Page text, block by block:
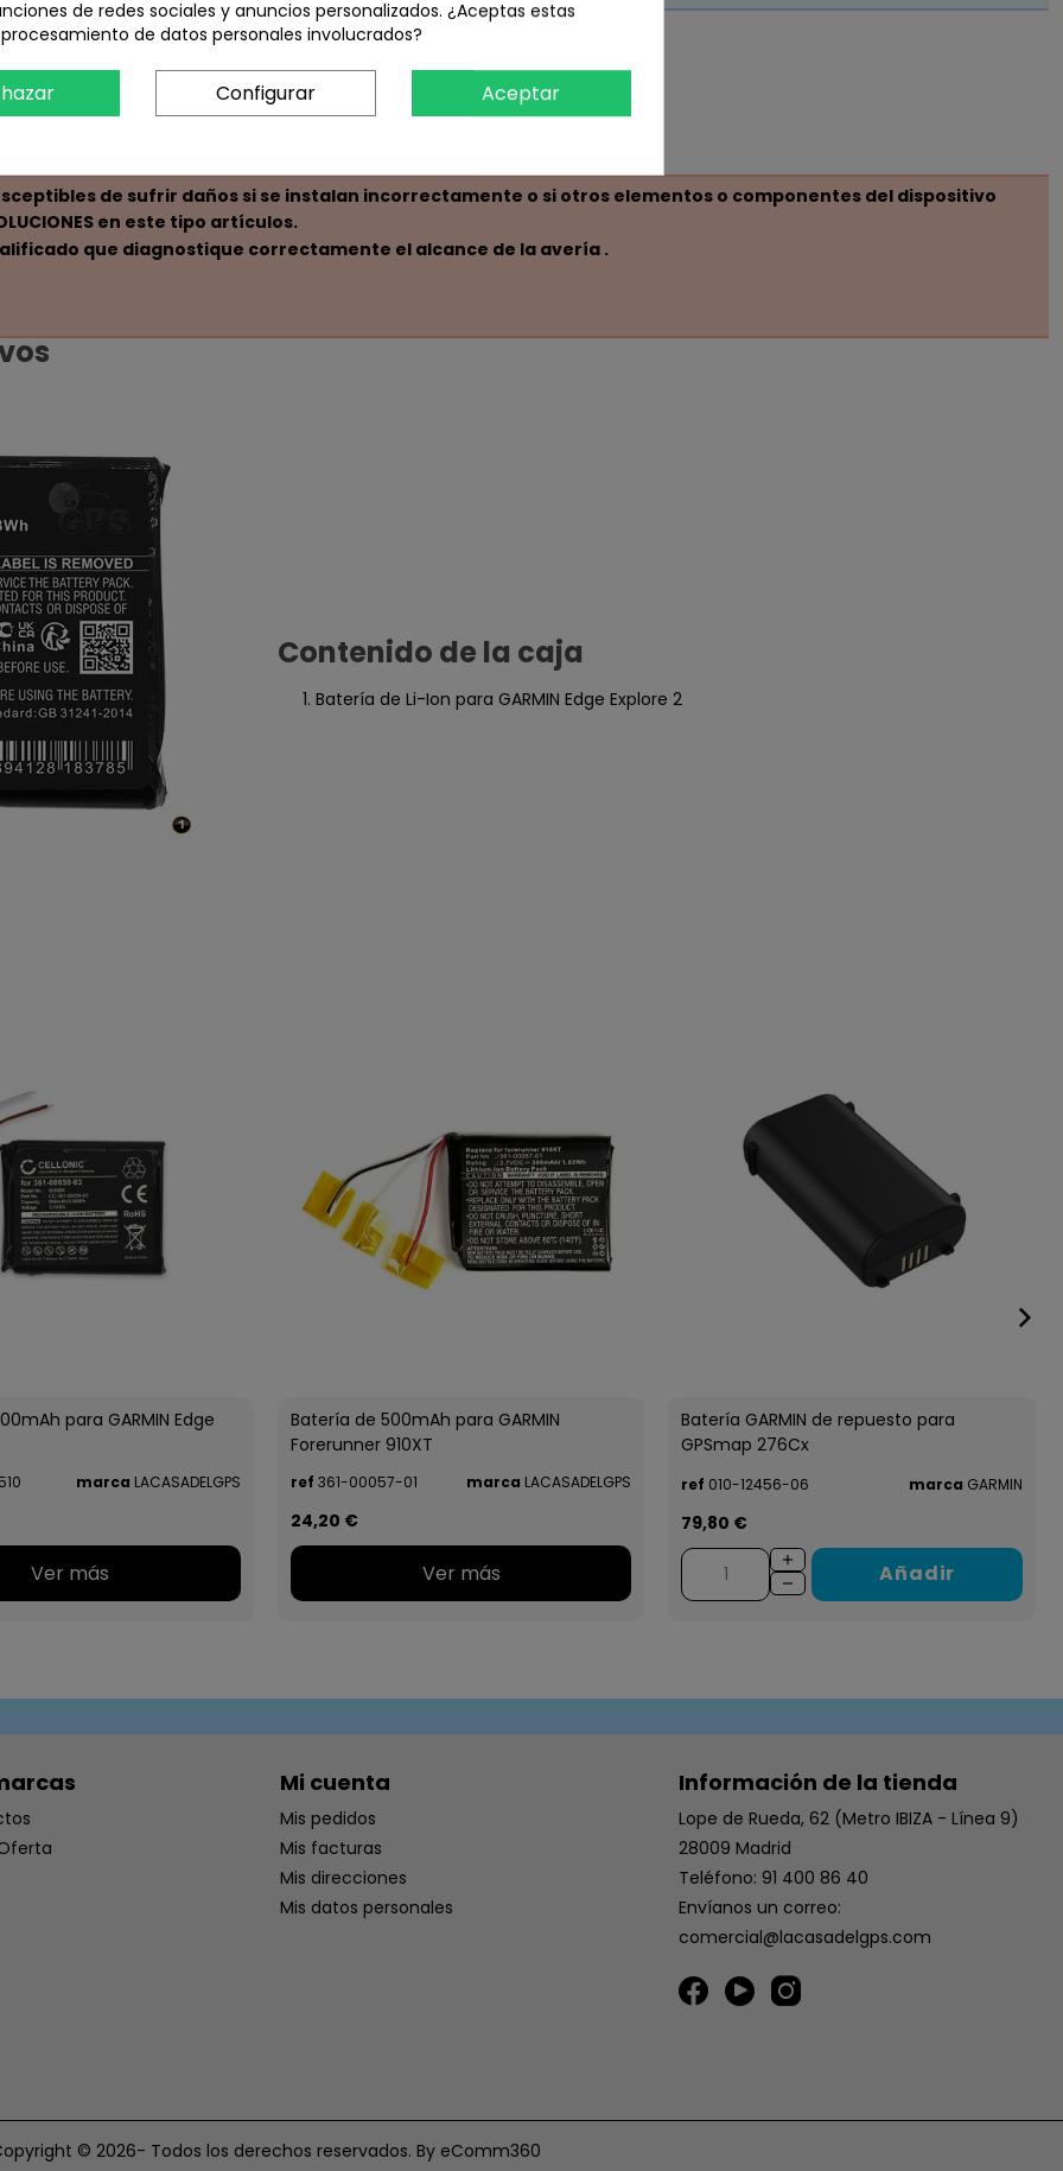
de sufrir daños si se instalan incorrectamente o si otros elementos o componentes del dispositivo
en este tipo artículos.
que diagnostique correctamente el alcance de la avería .
Contenido de la caja
Batería de Li-Ion para GARMIN Edge Explore 2
para GARMIN Edge
marca LACASADELGPS
Ver más
Batería de 500mAh para GARMIN
Forerunner 910XT
ref 361-00057-01 marca LACASADELGPS
24,20 €
Ver más
Batería GARMIN de repuesto para
GPSmap 276Cx
ref 010-12456-06 marca GARMIN
79,80 €
Añadir
Mi cuenta
Mis pedidos
Mis facturas
Mis direcciones
Mis datos personales
Información de la tienda
Lope de Rueda, 62 (Metro IBIZA - Línea 9)
28009 Madrid
Teléfono: 91 400 86 40
Envíanos un correo:
comercial@lacasadelgps.com
© 2026- Todos los derechos reservados. By eComm360
de redes sociales y anuncios personalizados. ¿Aceptas estas
de datos personales involucrados?
Configurar Aceptar